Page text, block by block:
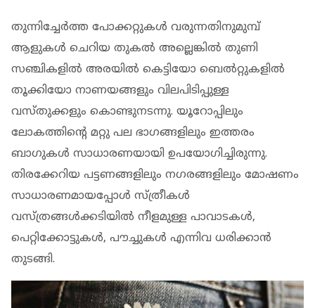
തുന്നിച്ചേര്‍ത്ത പോക്കറ്റുകള്‍ വരുന്നതിനുമുമ്പ്
ആളുകള്‍ ചെറിയ തുകല്‍ അല്ലെങ്കില്‍ തുണി
സഞ്ചികളില്‍ അരയില്‍ കെട്ടിയോ ബെല്‍റ്റുകളില്‍
തൂക്കിയോ നാണയങ്ങളും വിലപിടിപ്പുള്ള
വസ്തുക്കളും കൊണ്ടുനടന്നു. യൂറോപ്പിലും
ലോകത്തിന്റെ മറ്റു പല ഭാഗങ്ങളിലും ഇത്തരം
ബാഗുകള്‍ സാധാരണയായി ഉപയോഗിച്ചിരുന്നു.
തിരക്കേറിയ പട്ടണങ്ങളിലും നഗരങ്ങളിലും മോഷണം
സാധാരണമായപ്പോള്‍ സ്ത്രീകള്‍
വസ്ത്രങ്ങള്‍ക്കടിയില്‍ നീളമുള്ള പാവാടകള്‍,
പെറ്റിക്കോട്ടുകള്‍, പൗച്ചുകള്‍ എന്നിവ ധരിക്കാന്‍
തുടങ്ങി.